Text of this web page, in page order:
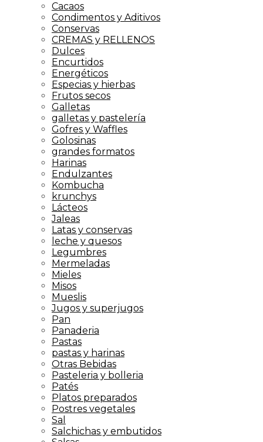
Cacaos
Condimentos y Aditivos
Conservas
CREMAS y RELLENOS
Dulces
Encurtidos
Energéticos
Especias y hierbas
Frutos secos
Galletas
galletas y pastelería
Gofres y Waffles
Golosinas
grandes formatos
Harinas
Endulzantes
Kombucha
krunchys
Lácteos
Jaleas
Latas y conservas
leche y quesos
Legumbres
Mermeladas
Mieles
Misos
Mueslis
Jugos y superjugos
Pan
Panaderia
Pastas
pastas y harinas
Otras Bebidas
Pasteleria y bolleria
Patés
Platos preparados
Postres vegetales
Sal
Salchichas y embutidos